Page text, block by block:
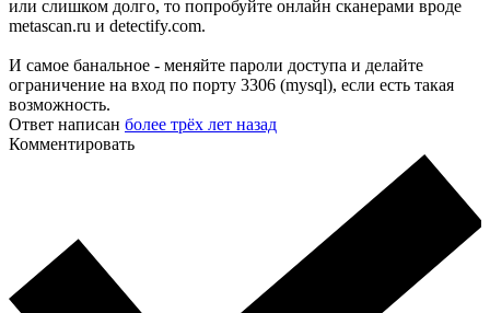
или слишком долго, то попробуйте онлайн сканерами вроде
metascan.ru и detectify.com.
И самое банальное - меняйте пароли доступа и делайте
ограничение на вход по порту 3306 (mysql), если есть такая
возможность.
Ответ написан более трёх лет назад
Комментировать